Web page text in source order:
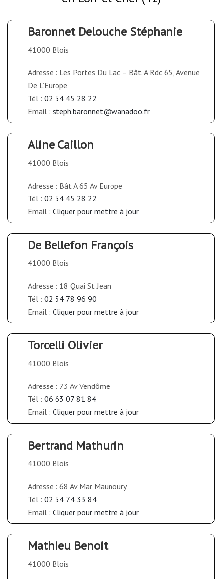
Baronnet Delouche Stéphanie
41000 Blois
Adresse : Les Portes Du Lac – Bât. A Rdc 65, Avenue
De L’Europe
Tél : 02 54 45 28 22
Email : steph.baronnet@wanadoo.fr
Aline Caillon
41000 Blois
Adresse : Bât A 65 Av Europe
Tél : 02 54 45 28 22
Email : Cliquer pour mettre à jour
De Bellefon François
41000 Blois
Adresse : 18 Quai St Jean
Tél : 02 54 78 96 90
Email : Cliquer pour mettre à jour
Torcelli Olivier
41000 Blois
Adresse : 73 Av Vendôme
Tél : 06 63 07 81 84
Email : Cliquer pour mettre à jour
Bertrand Mathurin
41000 Blois
Adresse : 68 Av Mar Maunoury
Tél : 02 54 74 33 84
Email : Cliquer pour mettre à jour
Mathieu Benoit
41000 Blois